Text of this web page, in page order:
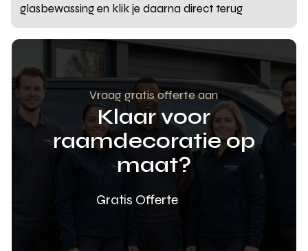
glasbewassing en klik je daarna direct terug
Vraag gratis offerte aan
Klaar voor
raamdecoratie op
maat?
Gratis Offerte